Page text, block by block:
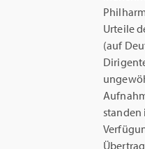
Urteile
(auf
standen